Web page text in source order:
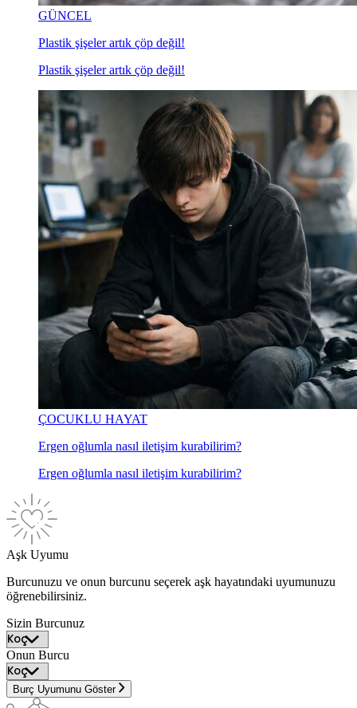
GÜNCEL
Plastik şişeler artık çöp değil!
Plastik şişeler artık çöp değil!
ÇOCUKLU HAYAT
Ergen oğlumla nasıl iletişim kurabilirim?
Ergen oğlumla nasıl iletişim kurabilirim?
Aşk Uyumu
Burcunuzu ve onun burcunu seçerek aşk hayatındaki uyumunuzu
öğrenebilirsiniz.
Sizin Burcunuz
Onun Burcu
Burç Uyumunu Göster